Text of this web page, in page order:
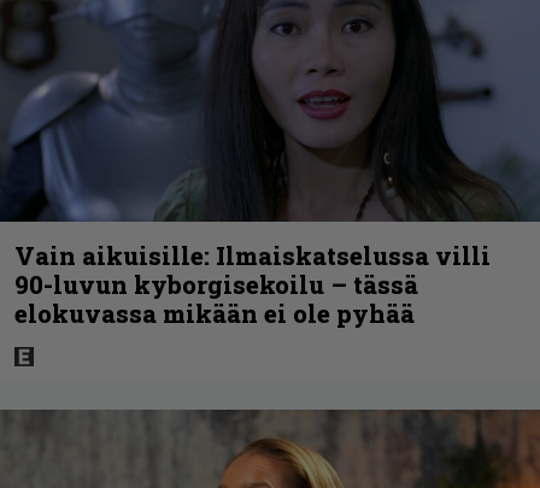
Vain aikuisille: Ilmaiskatselussa villi
90-luvun kyborgisekoilu – tässä
elokuvassa mikään ei ole pyhää